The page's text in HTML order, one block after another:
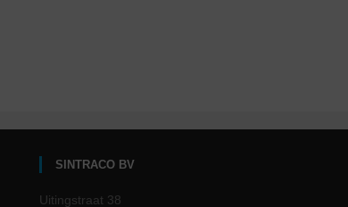
SINTRACO BV
Uitingstraat 38